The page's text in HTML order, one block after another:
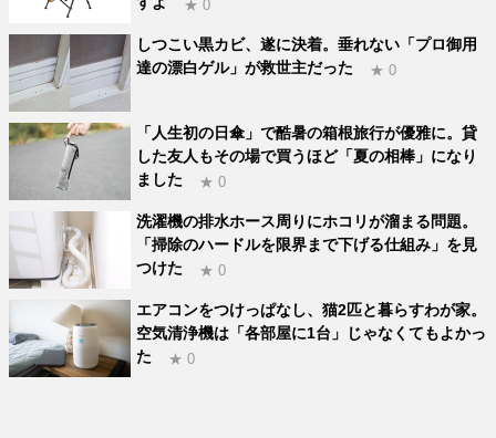
★ 0
しつこい黒カビ、遂に決着。垂れない「プロ御用
達の漂白ゲル」が救世主だった
★ 0
「人生初の日傘」で酷暑の箱根旅行が優雅に。貸
した友人もその場で買うほど「夏の相棒」になり
ました
★ 0
洗濯機の排水ホース周りにホコリが溜まる問題。
「掃除のハードルを限界まで下げる仕組み」を見
つけた
★ 0
エアコンをつけっぱなし、猫2匹と暮らすわが家。
空気清浄機は「各部屋に1台」じゃなくてもよかっ
た
★ 0